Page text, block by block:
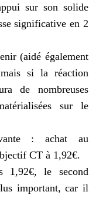
sur son solide
significative en 2
(aidé également
si la réaction
de nombreuses
sur le
: achat au
CT à 1,92€.
1,92€, le second
important, car il